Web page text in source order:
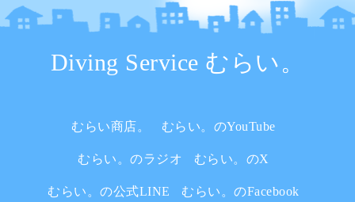
Diving Service むらい。
むらい商店。 むらい。のYouTube
むらい。のラジオ むらい。のX
むらい。の公式LINE むらい。のFacebook